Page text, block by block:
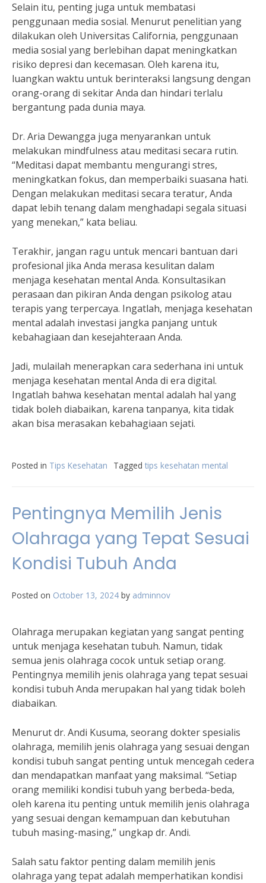
Selain itu, penting juga untuk membatasi
penggunaan media sosial. Menurut penelitian yang
dilakukan oleh Universitas California, penggunaan
media sosial yang berlebihan dapat meningkatkan
risiko depresi dan kecemasan. Oleh karena itu,
luangkan waktu untuk berinteraksi langsung dengan
orang-orang di sekitar Anda dan hindari terlalu
bergantung pada dunia maya.
Dr. Aria Dewangga juga menyarankan untuk
melakukan mindfulness atau meditasi secara rutin.
“Meditasi dapat membantu mengurangi stres,
meningkatkan fokus, dan memperbaiki suasana hati.
Dengan melakukan meditasi secara teratur, Anda
dapat lebih tenang dalam menghadapi segala situasi
yang menekan,” kata beliau.
Terakhir, jangan ragu untuk mencari bantuan dari
profesional jika Anda merasa kesulitan dalam
menjaga kesehatan mental Anda. Konsultasikan
perasaan dan pikiran Anda dengan psikolog atau
terapis yang terpercaya. Ingatlah, menjaga kesehatan
mental adalah investasi jangka panjang untuk
kebahagiaan dan kesejahteraan Anda.
Jadi, mulailah menerapkan cara sederhana ini untuk
menjaga kesehatan mental Anda di era digital.
Ingatlah bahwa kesehatan mental adalah hal yang
tidak boleh diabaikan, karena tanpanya, kita tidak
akan bisa merasakan kebahagiaan sejati.
Posted in Tips Kesehatan Tagged tips kesehatan mental
Pentingnya Memilih Jenis
Olahraga yang Tepat Sesuai
Kondisi Tubuh Anda
Posted on October 13, 2024 by adminnov
Olahraga merupakan kegiatan yang sangat penting
untuk menjaga kesehatan tubuh. Namun, tidak
semua jenis olahraga cocok untuk setiap orang.
Pentingnya memilih jenis olahraga yang tepat sesuai
kondisi tubuh Anda merupakan hal yang tidak boleh
diabaikan.
Menurut dr. Andi Kusuma, seorang dokter spesialis
olahraga, memilih jenis olahraga yang sesuai dengan
kondisi tubuh sangat penting untuk mencegah cedera
dan mendapatkan manfaat yang maksimal. “Setiap
orang memiliki kondisi tubuh yang berbeda-beda,
oleh karena itu penting untuk memilih jenis olahraga
yang sesuai dengan kemampuan dan kebutuhan
tubuh masing-masing,” ungkap dr. Andi.
Salah satu faktor penting dalam memilih jenis
olahraga yang tepat adalah memperhatikan kondisi